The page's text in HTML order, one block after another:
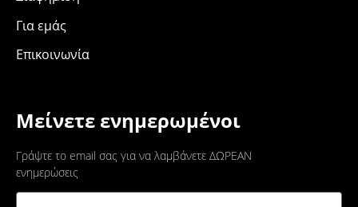
Μείνετε ενημερωμένοι
Γράψτε το email σας για να λαμβάνετε ΔΩΡΕΑΝ
ενημερώσεις
Για εμάς
Επικοινωνία